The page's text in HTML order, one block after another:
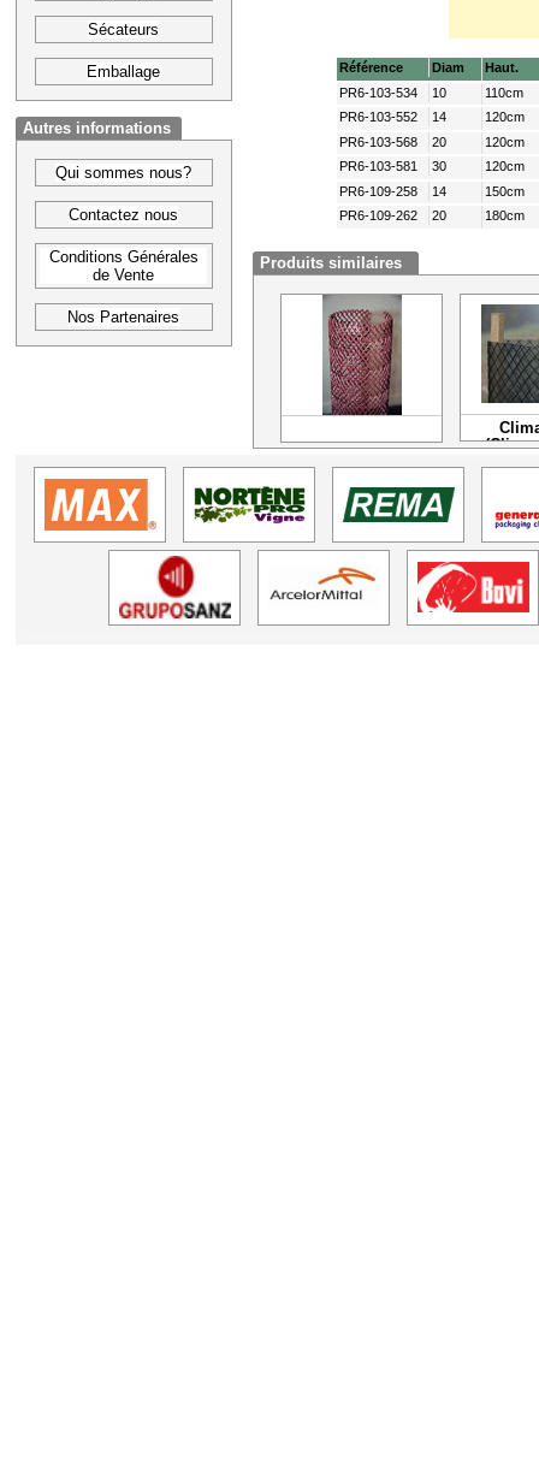
Sécateurs
Emballage
Autres informations
Qui sommes nous?
Contactez nous
Conditions Générales
de Vente
Nos Partenaires
Référence Diam
Haut.
PR6-103-534
10
110cm
PR6-103-552
14
120cm
PR6-103-568
20
120cm
PR6-103-581
30
120cm
PR6-109-258
14
150cm
PR6-109-262
20 180cm
Produits similaires